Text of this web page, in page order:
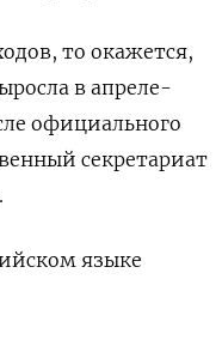
то окажется,
в апреле-
официального
секретариат
языке